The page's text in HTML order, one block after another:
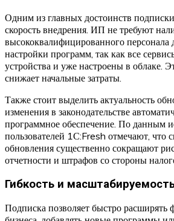
Одним из главных достоинств подписки
скорость внедрения. ИП не требуют
высококвалифицированного персонала
настройки программ, так как все
устройства и уже настроены в облаке.
снижает начальные затраты.
Также стоит выделить актуальность
изменения в законодательстве
программное обеспечение. По данным
пользователей 1С:Fresh отмечают, что
обновления существенно сокращают
отчетности и штрафов со стороны
Гибкость и
Подписка позволяет быстро расширять